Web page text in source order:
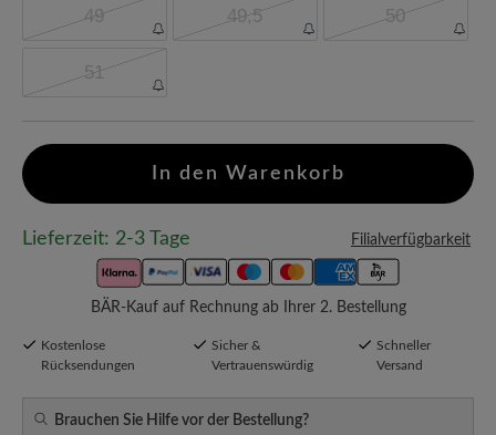
49 49,5 50
51
In den Warenkorb
Lieferzeit: 2-3 Tage Filialverfügbarkeit
BÄR-Kauf auf Rechnung ab Ihrer 2. Bestellung
Kostenlose
Rücksendungen
Sicher &
Vertrauenswürdig
Schneller
Versand
Brauchen Sie Hilfe vor der Bestellung?